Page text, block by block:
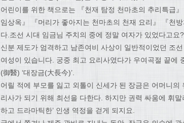
어린이를 위한 책으로는 『천재 탐정 천마초의 추리특급
임상옥』 『머리가 좋아지는 천마초의 천재 요리』 『천
다.조선 시대 임금님 주치의 중에 정말 여자가 있었다고요?
신분 제도가 엄격하고 남존여비 사상이 일반적이었던 조
여성이 있습니다. 궁중 최고 요리사였다가 우여곡절 끝에
(御醫) ‘대장금(大長今)’.
어릴 적에 부모를 잃고 외톨이 신세가 된 장금은 어머니
리사가 되기 위해 최선을 다한다. 하지만 권력 싸움에 휘
하고 드라마틱한’ 인생 역정을 걷게 되지요.